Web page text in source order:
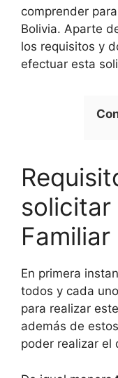
comprender
Bolivia. Aparte
los requisitos y
efectuar esta
solicitar
Familiar
En primera
todos y cada
para realizar
además de
poder realizar el